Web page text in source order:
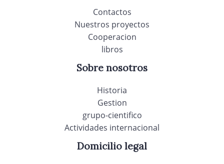
Contactos
Nuestros proyectos
Cooperacion
libros
Sobre nosotros
Historia
Gestion
grupo-cientifico
Actividades internacional
Domicilio legal